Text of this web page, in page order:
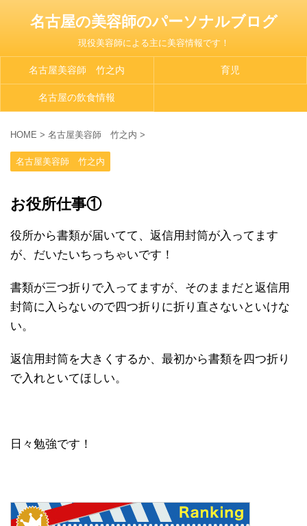
名古屋の美容師のパーソナルブログ
現役美容師による主に美容情報です！
名古屋美容師 竹之内 育児
名古屋の飲食情報
HOME > 名古屋美容師 竹之内 >
名古屋美容師 竹之内
お役所仕事①
役所から書類が届いてて、返信用封筒が入ってます
が、だいたいちっちゃいです！
書類が三つ折りで入ってますが、そのままだと返信用
封筒に入らないので四つ折りに折り直さないといけな
い。
返信用封筒を大きくするか、最初から書類を四つ折り
で入れといてほしい。
日々勉強です！